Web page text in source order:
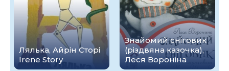
Лялька, Айрін Сторі
Irene Story
Знайомий сніговик
(різдвяна казочка),
Леся Вороніна